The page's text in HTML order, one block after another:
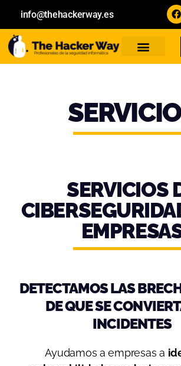
info@thehackerway.es
SERVICIOS
DETECTAMOS LAS
DE QUE SE
INCIDENTES
Ayudamos a empresas a